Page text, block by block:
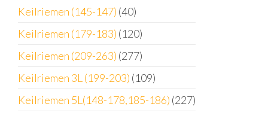
Keilriemen (145-147) (40)
Keilriemen (179-183) (120)
Keilriemen (209-263) (277)
Keilriemen 3L (199-203) (109)
Keilriemen 5L(148-178,185-186) (227)